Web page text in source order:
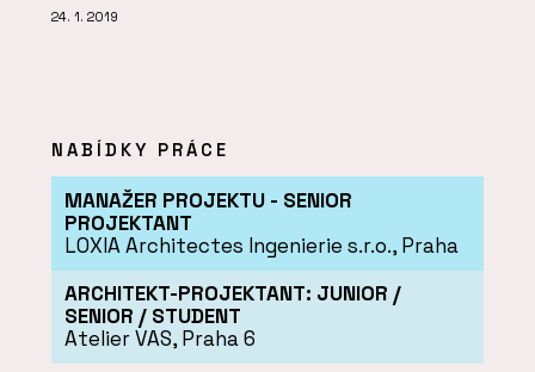
24. 1. 2019
NABÍDKY PRÁCE
MANAŽER PROJEKTU - SENIOR
PROJEKTANT
LOXIA Architectes Ingenierie s.r.o., Praha
ARCHITEKT-PROJEKTANT: JUNIOR /
SENIOR / STUDENT
Atelier VAS, Praha 6